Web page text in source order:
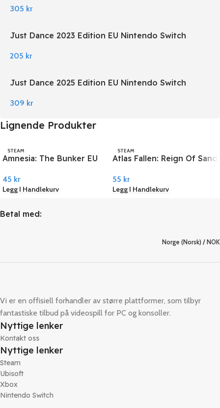
305 kr
Just Dance 2023 Edition EU Nintendo Switch
205 kr
Just Dance 2025 Edition EU Nintendo Switch
309 kr
Lignende Produkter
STEAM
Amnesia: The Bunker EU
45 kr
Legg I Handlekurv
STEAM
Atlas Fallen: Reign Of Sand
55 kr
Legg I Handlekurv
Betal med:
Norge (Norsk) / NOK
Vi er en offisiell forhandler av større plattformer, som tilbyr
fantastiske tilbud på videospill for PC og konsoller.
Nyttige lenker
Kontakt oss
Nyttige lenker
Steam
Ubisoft
Xbox
Nintendo Switch